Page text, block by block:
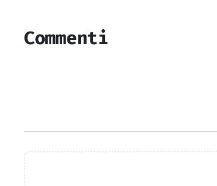
Commenti